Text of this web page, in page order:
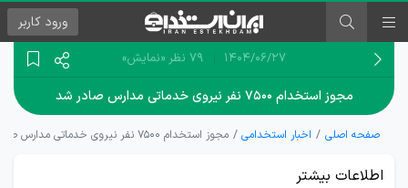
ورود کاربر
۱۴۰۴/۰۶/۲۷ 79 نظر «نمایش»
مجوز استخدام ۷۵۰۰ نفر نیروی خدماتی مدارس صادر شد
صفحه اصلی اخبار استخدامی مجوز استخدام ۷۵۰۰ نفر نیروی خدماتی مدارس صادر شد
اطلاعات بیشتر